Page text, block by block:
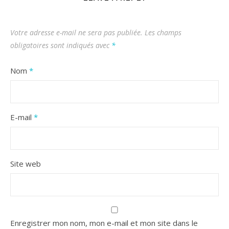
Votre adresse e-mail ne sera pas publiée. Les champs
obligatoires sont indiqués avec *
Nom *
E-mail *
Site web
Enregistrer mon nom, mon e-mail et mon site dans le